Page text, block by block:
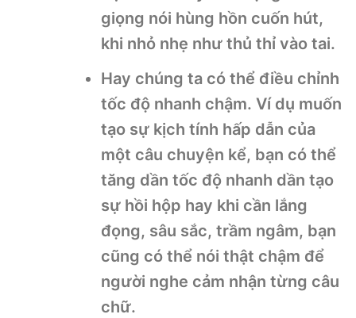
giọng nói hùng hồn cuốn hút,
khi nhỏ nhẹ như thủ thỉ vào tai.
Hay chúng ta có thể điều chỉnh
tốc độ nhanh chậm. Ví dụ muốn
tạo sự kịch tính hấp dẫn của
một câu chuyện kể, bạn có thể
tăng dần tốc độ nhanh dần tạo
sự hồi hộp hay khi cần lắng
đọng, sâu sắc, trầm ngâm, bạn
cũng có thể nói thật chậm để
người nghe cảm nhận từng câu
chữ.